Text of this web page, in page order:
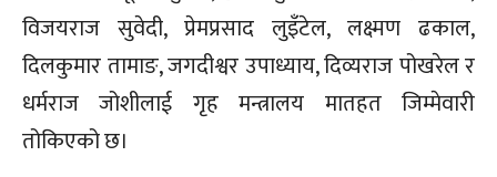
विजयराज सुवेदी, प्रेमप्रसाद लुइँटेल, लक्ष्मण ढकाल,
दिलकुमार तामाङ, जगदीश्वर उपाध्याय, दिव्यराज पोखरेल र
धर्मराज जोशीलाई गृह मन्त्रालय मातहत जिम्मेवारी
तोकिएको छ।